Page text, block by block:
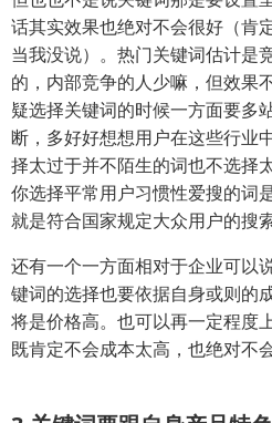
话其实效果也绝对不会很好（肯
当我没说）。热门关键词估计是
的，内部竞争的人少嘛，但效果
疑选择关键词的时候一方面要多
断，多好好想想用户在这些行业
择太过于并不陌生的词也不选择
你选择平常用户习惯性爱搜的词
就是符合国家规定大众用户的搜索
还有一个一方面相对于企业可以
键词的选择也要依据自身或则的
将是价格高。也可以再一定程度
既肯定不会成本太高，也绝对不